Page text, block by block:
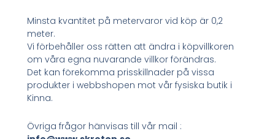
Minsta kvantitet på metervaror vid köp är 0,2
meter.
Vi förbehåller oss rätten att ändra i köpvillkoren
om våra egna nuvarande villkor förändras.
Det kan förekomma prisskillnader på vissa
produkter i webbshopen mot vår fysiska butik i
Kinna.
Övriga frågor hänvisas till vår mail :